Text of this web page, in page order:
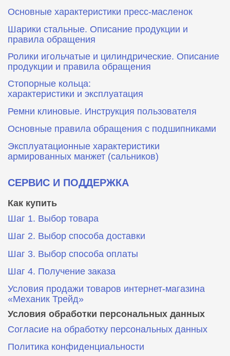
Основные характеристики пресс‑масленок
Шарики стальные. Описание продукции и
правила обращения
Ролики игольчатые и цилиндрические. Описание
продукции и правила обращения
Стопорные кольца:
характеристики и эксплуатация
Ремни клиновые. Инструкция пользователя
Основные правила обращения с подшипниками
Эксплуатационные характеристики
армированных манжет (сальников)
СЕРВИС И ПОДДЕРЖКА
Как купить
Шаг 1. Выбор товара
Шаг 2. Выбор способа доставки
Шаг 3. Выбор способа оплаты
Шаг 4. Получение заказа
Условия продажи товаров интернет-магазина
«Механик Трейд»
Условия обработки персональных данных
Согласие на обработку персональных данных
Политика конфиденциальности